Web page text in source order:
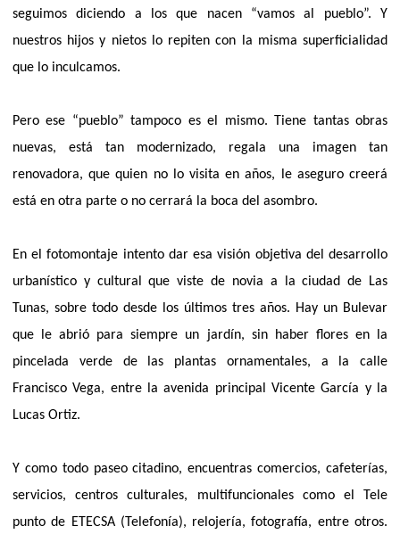
seguimos diciendo a los que nacen “vamos al pueblo”. Y
nuestros hijos y nietos lo repiten con la misma superficialidad
que lo inculcamos.
Pero ese “pueblo” tampoco es el mismo. Tiene tantas obras
nuevas, está tan modernizado, regala una imagen tan
renovadora, que quien no lo visita en años, le aseguro creerá
está en otra parte o no cerrará la boca del asombro.
En el fotomontaje intento dar esa visión objetiva del desarrollo
urbanístico y cultural que viste de novia a la ciudad de Las
Tunas, sobre todo desde los últimos tres años. Hay un Bulevar
que le abrió para siempre un jardín, sin haber flores en la
pincelada verde de las plantas ornamentales, a la calle
Francisco Vega, entre la avenida principal Vicente García y la
Lucas Ortiz.
Y como todo paseo citadino, encuentras comercios, cafeterías,
servicios, centros culturales, multifuncionales como el Tele
punto de ETECSA (Telefonía), relojería, fotografía, entre otros.